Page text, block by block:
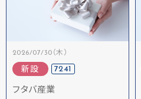
2026/07/30（木）
新設 7241
フタバ産業